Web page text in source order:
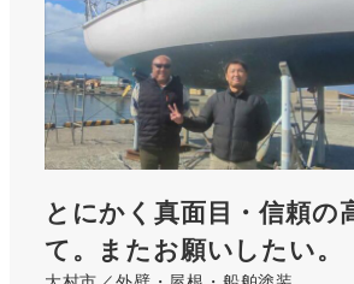
こ
ち
ら
</
とにかく真面目・信頼の
て。またお願いしたい。